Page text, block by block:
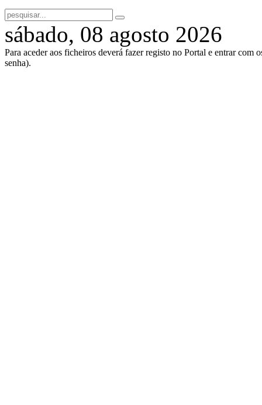
sábado, 08 agosto 2026
Para aceder aos ficheiros deverá fazer registo no Portal e entrar com
senha).